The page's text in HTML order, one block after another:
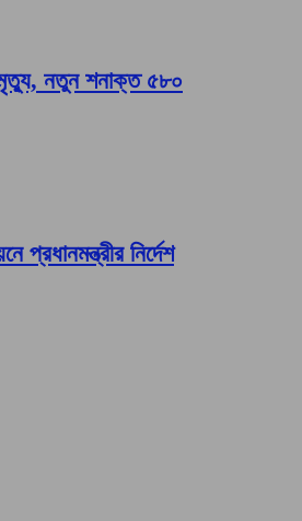
নতুন শনাক্ত ৫৮০
প্রধানমন্ত্রীর নির্দেশ